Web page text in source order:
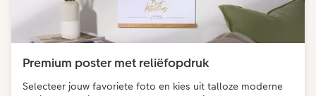
Premium poster met reliëfopdruk
Selecteer jouw favoriete foto en kies uit talloze moderne